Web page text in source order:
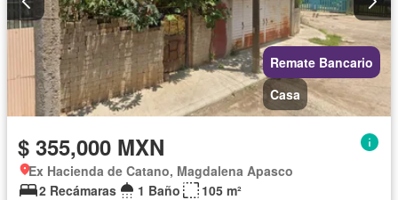
Remate Bancario
Casa
$ 355,000 MXN
Ex Hacienda de Catano, Magdalena Apasco
2 Recámaras
1 Baño
105 m²